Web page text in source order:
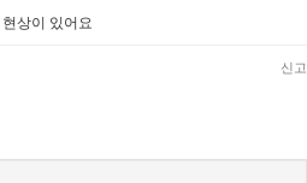
상이 있어요
신고